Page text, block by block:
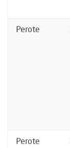
Perote
Perote